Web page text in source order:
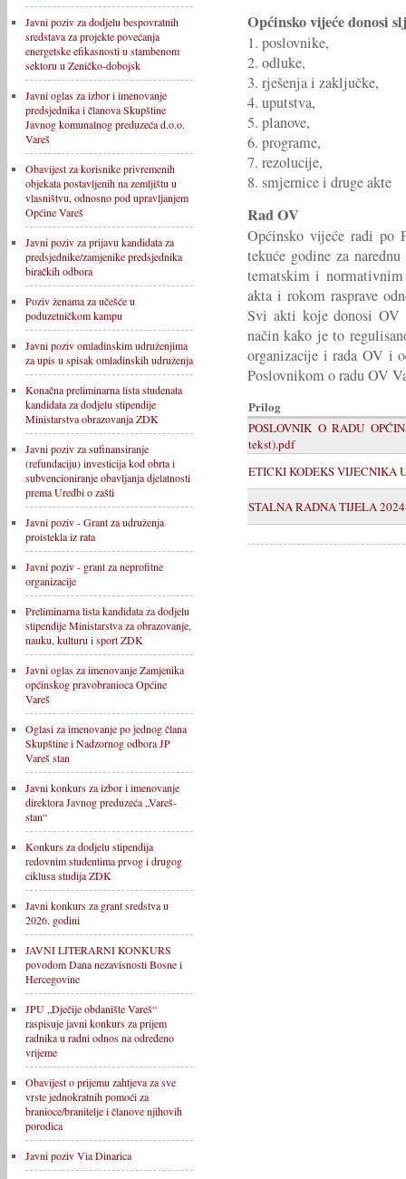
Javni poziv za dodjelu bespovratnih
sredstava za projekte povećanja
energetske efikasnosti u stambenom
sektoru u Zeničko-dobojsk
Javni oglas za izbor i imenovanje
predsjednika i članova Skupštine
Javnog komunalnog preduzeća d.o.o.
Vareš
Obavijest za korisnike privremenih
objekata postavljenih na zemljištu u
vlasništvu, odnosno pod upravljanjem
Općine Vareš
Javni poziv za prijavu kandidata za
predsjednike/zamjenike predsjednika
biračkih odbora
Poziv ženama za učešće u
poduzetničkom kampu
Javni poziv omladinskim udruženjima
za upis u spisak omladinskih udruženja
Konačna preliminarna lista studenata
kandidata za dodjelu stipendije
Ministarstva obrazovanja ZDK
Javni poziv za sufinansiranje
(refundaciju) investicija kod obrta i
subvencioniranje obavljanja djelatnosti
prema Uredbi o zašti
Javni poziv - Grant za udruženja
proistekla iz rata
Javni poziv - grant za neprofitne
organizacije
Preliminarna lista kandidata za dodjelu
stipendije Ministarstva za obrazovanje,
nauku, kulturu i sport ZDK
Javni oglas za imenovanje Zamjenika
općinskog pravobranioca Općine
Vareš
Oglasi za imenovanje po jednog člana
Skupštine i Nadzornog odbora JP
Vareš stan
Javni konkurs za izbor i imenovanje
direktora Javnog preduzeća „Vareš-
stan“
Konkurs za dodjelu stipendija
redovnim studentima prvog i drugog
ciklusa studija ZDK
Javni konkurs za grant sredstva u
2026. godini
JAVNI LITERARNI KONKURS
povodom Dana nezavisnosti Bosne i
Hercegovine
JPU „Dječije obdanište Vareš“
raspisuje javni konkurs za prijem
radnika u radni odnos na određeno
vrijeme
Obavijest o prijemu zahtjeva za sve
vrste jednokratnih pomoći za
branioce/branitelje i članove njihovih
porodica
Javni poziv Via Dinarica
Općinsko vijeće donosi
1. poslovnike,
2. odluke,
3. rješenja i zaključke,
4. uputstva,
5. planove,
6. programe,
7. rezolucije,
8. smjernice i druge akte
Rad OV
Općinsko vijeće radi po
tekuće godine za
tematskim i
akta i rokom rasprave
Svi akti koje donosi
način kako je to
organizacije i rada OV i
Poslovnikom o radu OV
Prilog
POSLOVNIK O RADU
tekst).pdf
ETICKI KODEKS VIJECNIKA
STALNA RADNA TIJELA